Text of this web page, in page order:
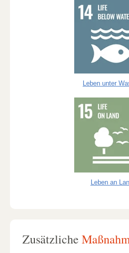
Leben unter
Leben an
Zusätzliche